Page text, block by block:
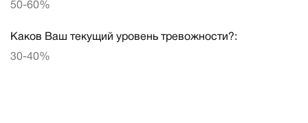
50-60%
Каков Ваш текущий уровень тревожности?:
30-40%